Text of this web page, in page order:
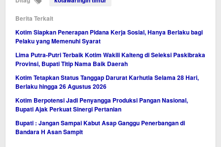
Berita Terkait
Kotim Siapkan Penerapan Pidana Kerja Sosial, Hanya Berlaku bagi
Pelaku yang Memenuhi Syarat
Lima Putra-Putri Terbaik Kotim Wakili Kalteng di Seleksi Paskibraka
Provinsi, Bupati Titip Nama Baik Daerah
Kotim Tetapkan Status Tanggap Darurat Karhutla Selama 28 Hari,
Berlaku hingga 26 Agustus 2026
Kotim Berpotensi Jadi Penyangga Produksi Pangan Nasional,
Bupati Ajak Perkuat Sinergi Pertanian
Bupati : Jangan Sampai Kabut Asap Ganggu Penerbangan di
Bandara H Asan Sampit